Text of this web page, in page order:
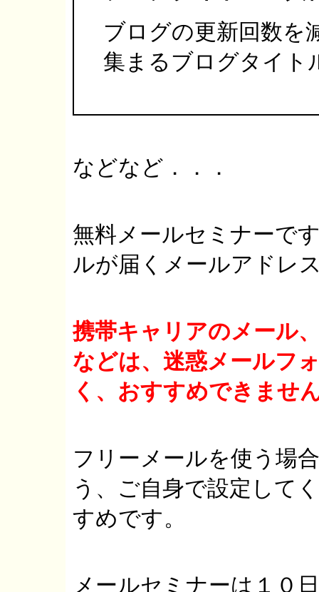
ブログの更新回数を
集まるブログタイト
などなど．．．
無料メールセミナーで
ルが届くメールアドレ
携帯キャリアのメール
などは、迷惑メールフ
く、おすすめできませ
フリーメールを使う場
う、ご自身で設定して
すめです。
メールセミナーは１０